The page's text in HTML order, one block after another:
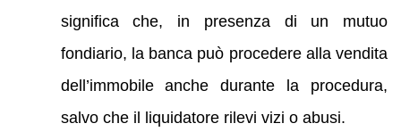
significa che, in presenza di un mutuo
fondiario, la banca può procedere alla vendita
dell’immobile anche durante la procedura,
salvo che il liquidatore rilevi vizi o abusi.